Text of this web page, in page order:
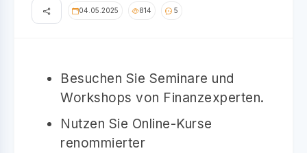
04.05.2025 814 5
Besuchen Sie Seminare und
Workshops von Finanzexperten.
Nutzen Sie Online-Kurse
renommierter